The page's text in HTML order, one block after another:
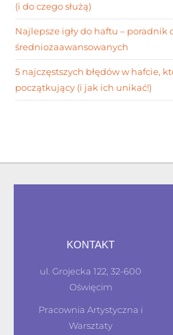
(i do czego służą)
Najlepsze igły do haftu – poradnik
średniozaawansowanych
5 najczęstszych błędów w hafcie,
początkujący (i jak ich unikać!)
KONTAKT
ul. Grojecka 122, 32-600
Oświęcim
Pracownia Artystyczna i
Warsztaty